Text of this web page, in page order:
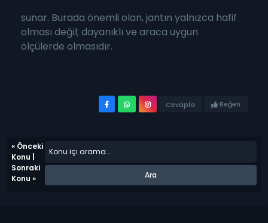
sunar. Burada önemli olan, jantın yalnızca hafif
olması değil; dayanıklı ve araca uygun
ölçülerde olmasıdır.
Cevapla Beğen
« Önceki
Konu
Sonraki
Konu »